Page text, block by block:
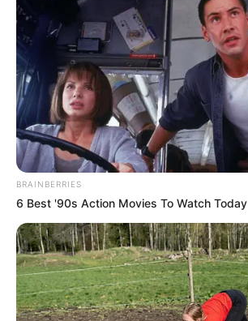
BRAINBERRIES
6 Best '90s Action Movies To Watch Today